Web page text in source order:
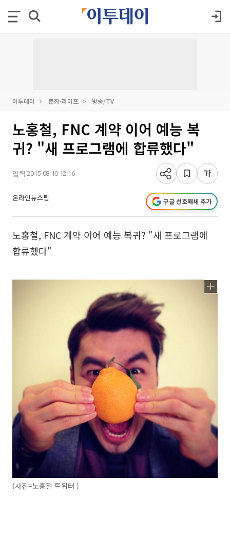
이투데이 문화·라이프 방송/TV
노홍철, FNC 계약 이어 예능 복
귀? "새 프로그램에 합류했다"
입력 2015-08-10 12:16
온라인뉴스팀 구글 선호매체 추가
노홍철, FNC 계약 이어 예능 복귀? "새 프로그램에
합류했다"
(사진=노홍철 트위터 )